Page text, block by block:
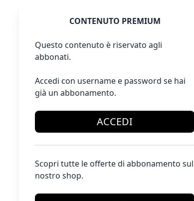
CONTENUTO PREMIUM
Questo contenuto è riservato agli
abbonati.
Accedi con username e password se hai
già un abbonamento.
ACCEDI
Scopri tutte le offerte di abbonamento sul
nostro shop.